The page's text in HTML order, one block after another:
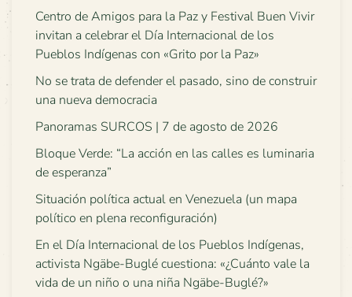
Centro de Amigos para la Paz y Festival Buen Vivir
invitan a celebrar el Día Internacional de los
Pueblos Indígenas con «Grito por la Paz»
No se trata de defender el pasado, sino de construir
una nueva democracia
Panoramas SURCOS | 7 de agosto de 2026
Bloque Verde: “La acción en las calles es luminaria
de esperanza”
Situación política actual en Venezuela (un mapa
político en plena reconfiguración)
En el Día Internacional de los Pueblos Indígenas,
activista Ngäbe-Buglé cuestiona: «¿Cuánto vale la
vida de un niño o una niña Ngäbe-Buglé?»